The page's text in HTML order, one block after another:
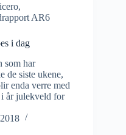
,
AR6
i dag
som har
de siste ukene,
enda verre med
år julekveld for